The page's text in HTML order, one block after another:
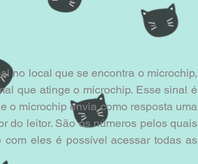
no local que se encontra o microchip,
que atinge o microchip. Esse sinal é
o microchip envia como resposta uma
do leitor. São os números pelos quais
eles é possível acessar todas as